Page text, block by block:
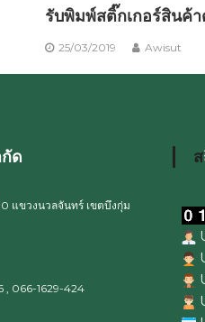
รับพิมพ์สติ๊กเกอร์สินค้า
25/03/2019 Awisut
กัด
แขวงนวลจันทร์ เขตบึงกุ่ม
, 066-1629-424